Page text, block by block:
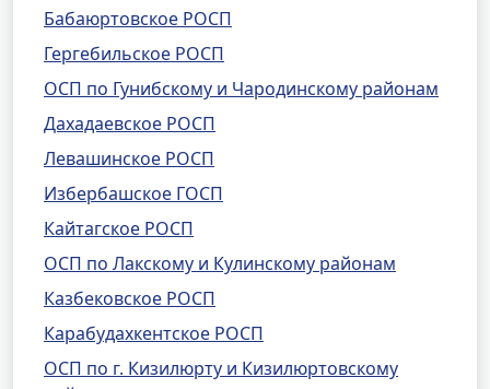
Бабаюртовское РОСП
Гергебильское РОСП
ОСП по Гунибскому и Чародинскому районам
Дахадаевское РОСП
Левашинское РОСП
Избербашское ГОСП
Кайтагское РОСП
ОСП по Лакскому и Кулинскому районам
Казбековское РОСП
Карабудахкентское РОСП
ОСП по г. Кизилюрту и Кизилюртовскому